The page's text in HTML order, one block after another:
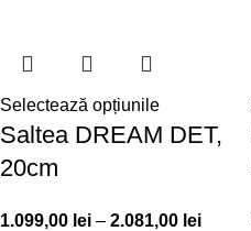
Selectează opțiunile
Saltea DREAM DET,
20cm
1.099,00 lei – 2.081,00 lei